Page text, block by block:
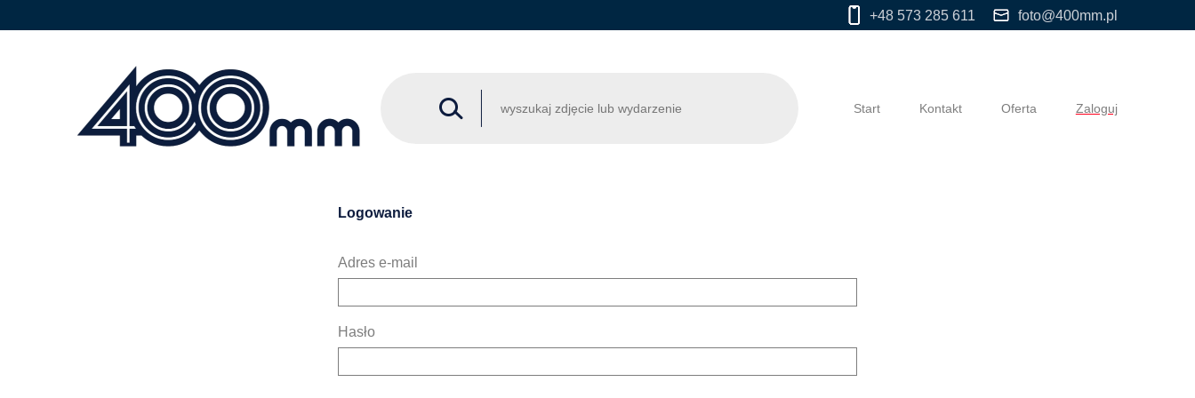
+48 573 285 611 foto@400mm.pl
Start Kontakt Oferta Zaloguj
Logowanie
Adres e-mail
Hasło